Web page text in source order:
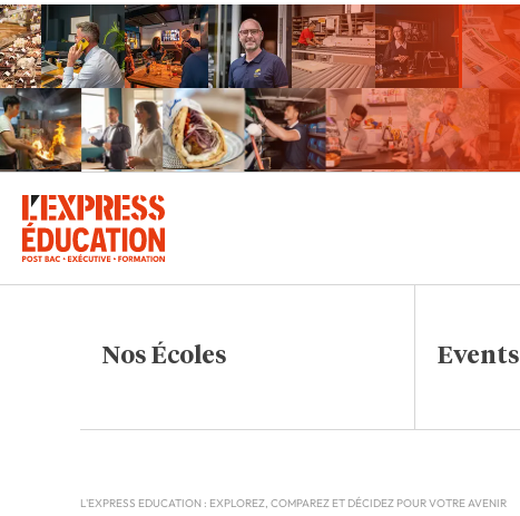
Nos Écoles Events
L'EXPRESS EDUCATION : EXPLOREZ, COMPAREZ ET DÉCIDEZ POUR VOTRE AVENIR